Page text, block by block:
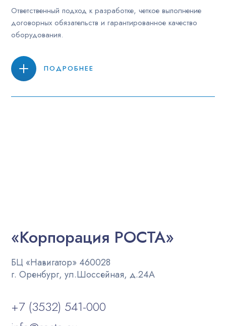
Ответственный подход к разработке, четкое выполнение
договорных обязательств и гарантированное качество
оборудования.
ПОДРОБНЕЕ
«Корпорация РОСТА»
БЦ «Навигатор» 460028
г. Оренбург, ул.Шоссейная, д.24А
+7 (3532) 541-000